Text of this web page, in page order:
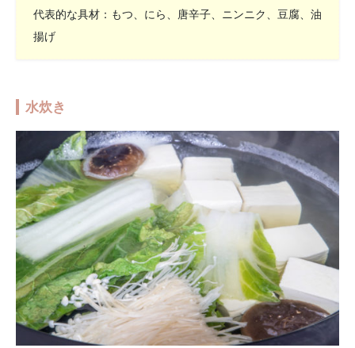
代表的な具材：もつ、にら、唐辛子、ニンニク、豆腐、油
揚げ
水炊き